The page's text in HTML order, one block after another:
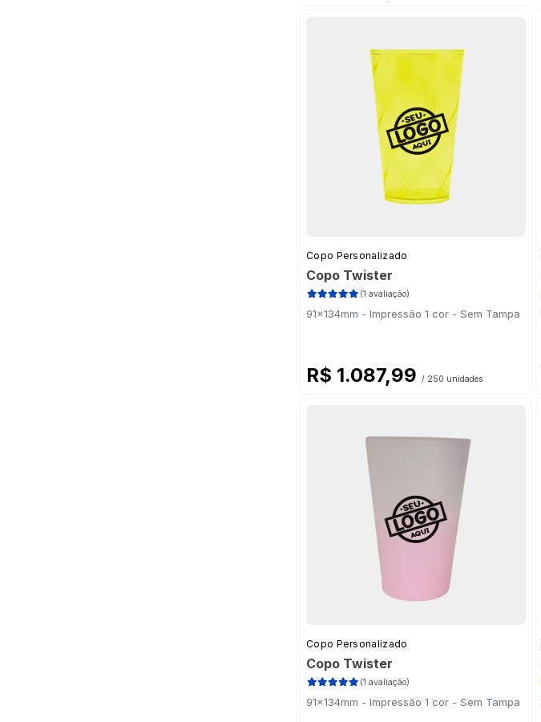
Copo Personalizado
Copo Twister
(1 avaliação)
91x134mm - Impressão 1 cor - Sem Tampa
R$ 1.087,99 / 250 unidades
Copo Personalizado
Copo Twister
(1 avaliação)
91x134mm - Impressão 1 cor - Sem Tampa